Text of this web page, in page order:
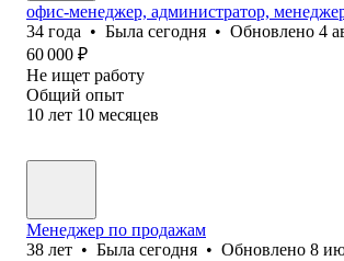
офис-менеджер, администратор,
34 года • Была сегодня • Обновлено 4
60 000 ₽
Не ищет работу
Общий опыт
10 лет 10 месяцев
Менеджер по продажам
38 лет • Была сегодня • Обновлено 8